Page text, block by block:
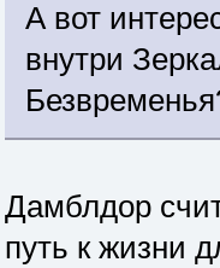
А вот
внутри
Дамблдор
путь к жизни